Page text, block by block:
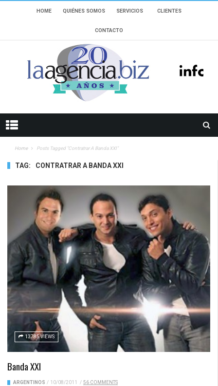
HOME QUIÉNES SOMOS SERVICIOS CLIENTES
CONTACTO
Home Posts Tagged "contratrar A Banda XXI"
TAG: CONTRATRAR A BANDA XXI
13785 VIEWS
Banda XXI
ARGENTINOS / 10/08/2011 / 56 COMMENTS